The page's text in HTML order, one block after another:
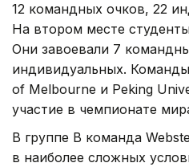
12 командных очков, 22
На втором месте
Они завоевали 7
индивидуальных.
of Melbourne и Peking
участие в чемпионате
В группе B команда
в наиболее сложных